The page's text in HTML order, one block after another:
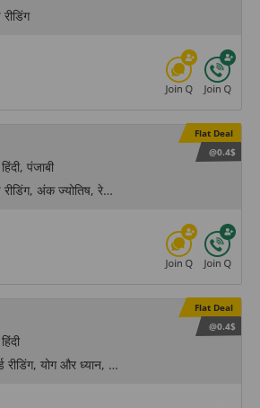
रीडिंग
Flat Deal
@0.4$
पंजाबी
रीडिंग, अंक ज्योतिष, रेकी हीलिंग, साइकोलॉजिकल रीडिंग,
Flat Deal
@0.4$
रीडिंग, योग और ध्यान, साइकोलॉजिकल रीडिंग, ध्यान